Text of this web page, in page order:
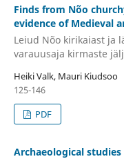
Finds from Nõo
evidence of Medieval
Leiud Nõo kirikaiast ja
varauusaja kirmaste
Heiki Valk, Mauri Kiudsoo
125-146
PDF
Archaeological